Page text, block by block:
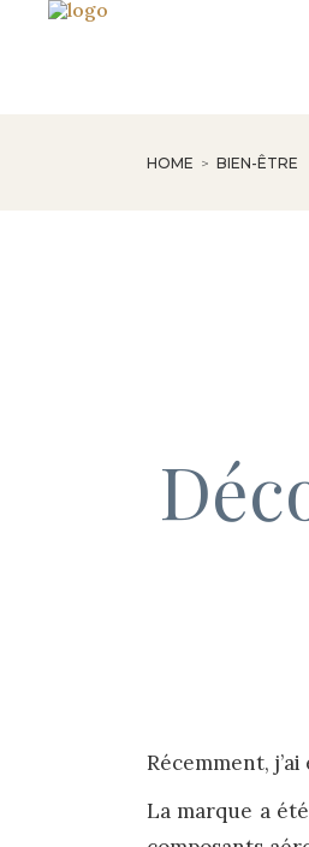
HOME > BIEN-ÊTRE
Récemment,
La marque a